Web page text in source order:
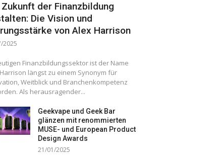
Zukunft der Finanzbildung
Die Vision und
von Alex Harrison
2025
Finanzbildungssektor ist der Name
längst zu einem Synonym für
Weitblick und Branchenkompetenz
Als herausragender...
Geekvape und Geek Bar
glänzen mit renommierten
MUSE- und European Product
Design Awards
21/01/2025